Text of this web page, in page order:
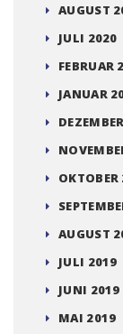
AUGUST
JULI 2020
FEBRUAR
JANUAR
OKTOBER
AUGUST
JULI 2019
JUNI 2019
MAI 2019